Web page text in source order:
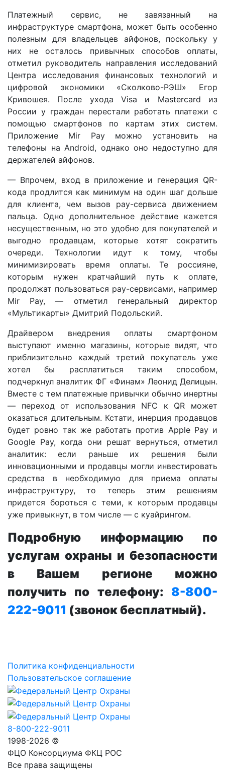
Платежный сервис, не завязанный на
инфраструктуре смартфона, может быть особенно
полезным для владельцев айфонов, поскольку у
них не осталось привычных способов оплаты,
отметил руководитель направления исследований
Центра исследования финансовых технологий и
цифровой экономики «Сколково-РЭШ» Егор
Кривошея. После ухода Visa и Mastercard из
России у граждан перестали работать платежи с
помощью смартфонов по картам этих систем.
Приложение Mir Pay можно установить на
телефоны на Android, однако оно недоступно для
держателей айфонов.
— Впрочем, вход в приложение и генерация QR-
кода продлится как минимум на один шаг дольше
для клиента, чем вызов pay-сервиса движением
пальца. Одно дополнительное действие кажется
несущественным, но это удобно для покупателей и
выгодно продавцам, которые хотят сократить
очереди. Технологии идут к тому, чтобы
минимизировать время оплаты. Те россияне,
которым нужен кратчайший путь к оплате,
продолжат пользоваться pay-сервисами, например
Mir Pay, — отметил генеральный директор
«Мультикарты» Дмитрий Подольский.
Драйвером внедрения оплаты смартфоном
выступают именно магазины, которые видят, что
приблизительно каждый третий покупатель уже
хотел бы расплатиться таким способом,
подчеркнул аналитик ФГ «Финам» Леонид Делицын.
Вместе с тем платежные привычки обычно инертны
— переход от использования NFC к QR может
оказаться длительным. Кстати, инерция продавцов
будет ровно так же работать против Apple Pay и
Google Pay, когда они решат вернуться, отметил
аналитик: если раньше их решения были
инновационными и продавцы могли инвестировать
средства в необходимую для приема оплаты
инфраструктуру, то теперь этим решениям
придется бороться с теми, к которым продавцы
уже привыкнут, в том числе — с куайрингом.
Подробную информацию по
услугам охраны и безопасности
в Вашем регионе можно
получить по телефону: 8-800-
222-9011 (звонок бесплатный).
Политика конфиденциальности
Пользовательское соглашение
8-800-222-9011
1998-2026 ©
ФЦО Консорциума ФКЦ РОС
Все права защищены